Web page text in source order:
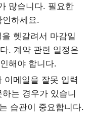
많습니다. 필요한
하세요.
헷갈려서 마감일
. 계약 관련 일정은
해야 합니다.
이메일을 잘못 입력
는 경우가 있습니
습관이 중요합니다.